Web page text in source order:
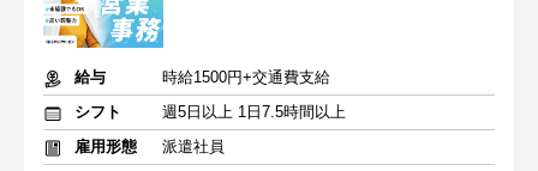
給与
時給1500円+交通費支給
シフト
週5日以上 1日7.5時間以上
雇用形態
派遣社員